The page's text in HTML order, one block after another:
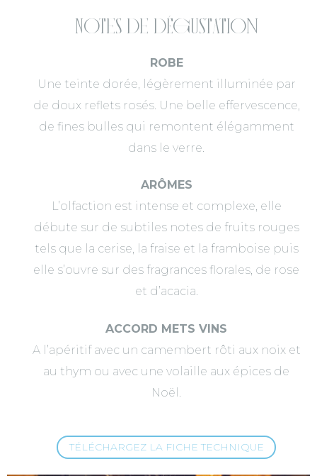
Notes de dégustation
ROBE
Une teinte dorée, légèrement illuminée par
de doux reflets rosés. Une belle effervescence,
de fines bulles qui remontent élégamment
dans le verre.
ARÔMES
L’olfaction est intense et complexe, elle
débute sur de subtiles notes de fruits rouges
tels que la cerise, la fraise et la framboise puis
elle s’ouvre sur des fragrances florales, de rose
et d’acacia.
ACCORD METS VINS
A l’apéritif avec un camembert rôti aux noix et
au thym ou avec une volaille aux épices de
Noël.
TÉLÉCHARGEZ LA FICHE TECHNIQUE